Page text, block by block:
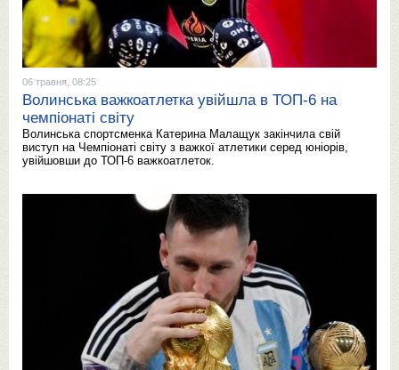
06 травня, 08:25
Волинська важкоатлетка увійшла в ТОП-6 на
чемпіонаті світу
Волинська спортсменка Катерина Малащук закінчила свій
виступ на Чемпіонаті світу з важкої атлетики серед юніорів,
увійшовши до ТОП-6 важкоатлеток.